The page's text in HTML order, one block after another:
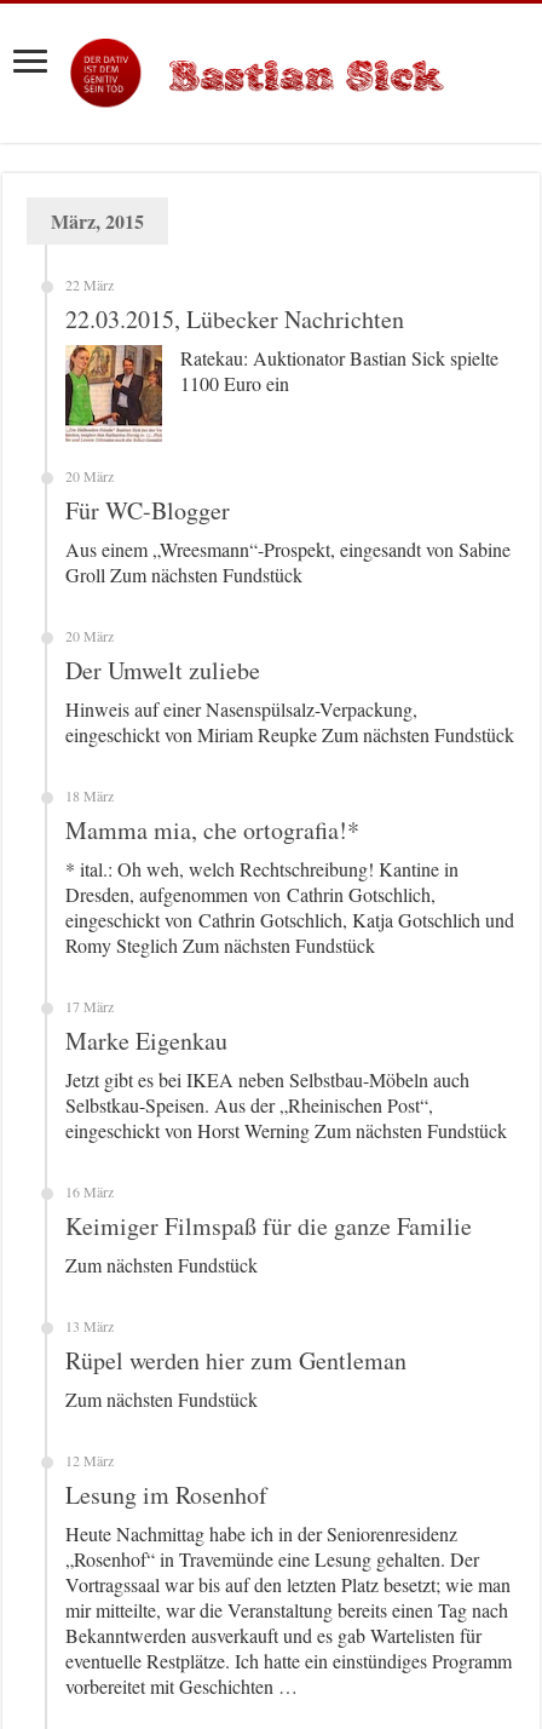
März, 2015
22 März
22.03.2015, Lübecker Nachrichten
Ratekau: Auktionator Bastian Sick spielte
1100 Euro ein
20 März
Für WC-Blogger
Aus einem „Wreesmann“-Prospekt, eingesandt von Sabine
Groll Zum nächsten Fundstück
20 März
Der Umwelt zuliebe
Hinweis auf einer Nasenspülsalz-Verpackung,
eingeschickt von Miriam Reupke Zum nächsten Fundstück
18 März
Mamma mia, che ortografia!*
* ital.: Oh weh, welch Rechtschreibung! Kantine in
Dresden, aufgenommen von Cathrin Gotschlich,
eingeschickt von Cathrin Gotschlich, Katja Gotschlich und
Romy Steglich Zum nächsten Fundstück
17 März
Marke Eigenkau
Jetzt gibt es bei IKEA neben Selbstbau-Möbeln auch
Selbstkau-Speisen. Aus der „Rheinischen Post“,
eingeschickt von Horst Werning Zum nächsten Fundstück
16 März
Keimiger Filmspaß für die ganze Familie
Zum nächsten Fundstück
13 März
Rüpel werden hier zum Gentleman
Zum nächsten Fundstück
12 März
Lesung im Rosenhof
Heute Nachmittag habe ich in der Seniorenresidenz
„Rosenhof“ in Travemünde eine Lesung gehalten. Der
Vortragssaal war bis auf den letzten Platz besetzt; wie man
mir mitteilte, war die Veranstaltung bereits einen Tag nach
Bekanntwerden ausverkauft und es gab Wartelisten für
eventuelle Restplätze. Ich hatte ein einstündiges Programm
vorbereitet mit Geschichten …